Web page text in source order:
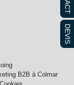
B2B à Colmar
DEVIS